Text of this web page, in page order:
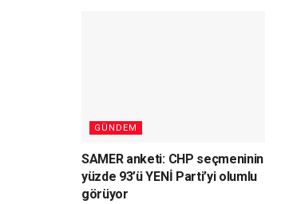
GÜNDEM
SAMER anketi: CHP seçmeninin
yüzde 93’ü YENİ Parti’yi olumlu
görüyor